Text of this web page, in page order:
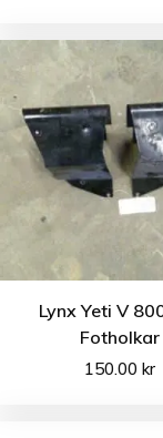
Lynx Yeti V
Fotholkar
150.00kr